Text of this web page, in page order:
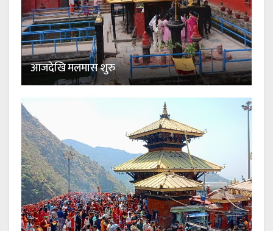
आजदेखि मलमास शुरु